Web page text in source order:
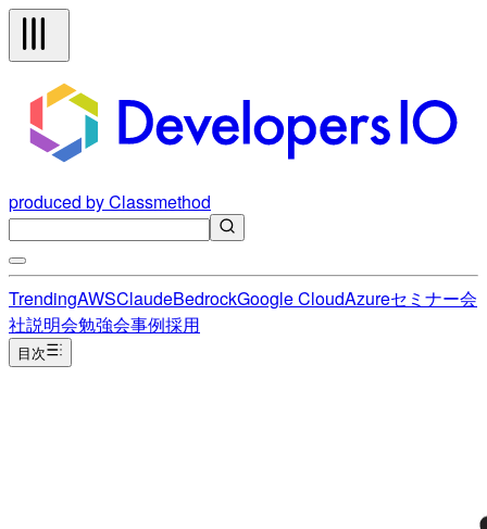
produced by Classmethod
TrendingAWSClaudeBedrockGoogle CloudAzureセミナー会
社説明会勉強会事例採用
目次